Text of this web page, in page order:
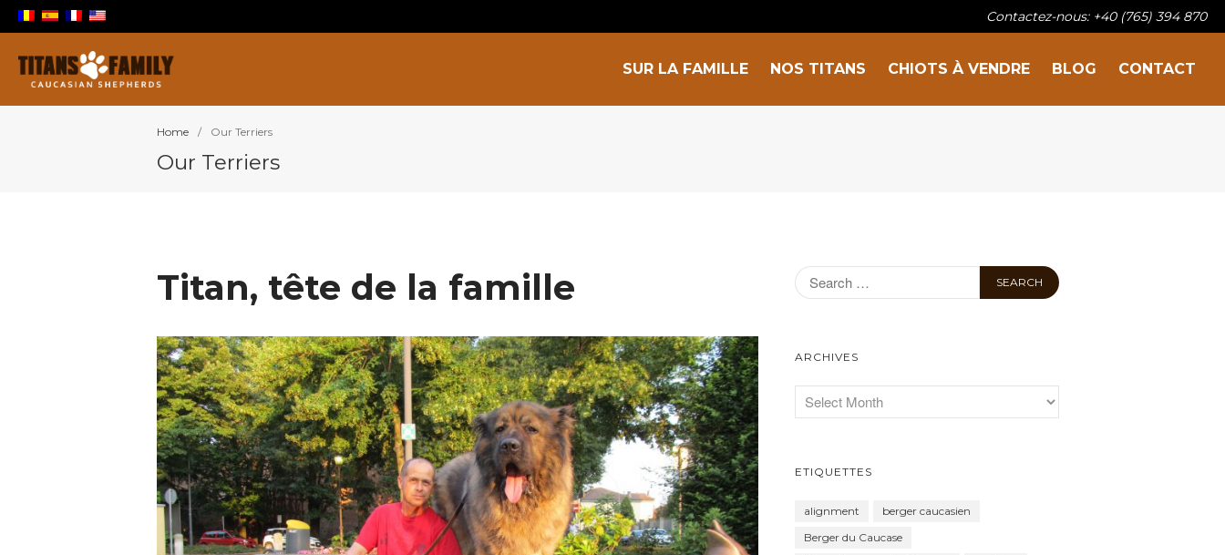
Contactez-nous: +40 (765) 394 870
SUR LA FAMILLE NOS TITANS CHIOTS À VENDRE BLOG CONTACT
Home / Our Terriers
Our Terriers
Titan, tête de la famille
ARCHIVES
ETIQUETTES
alignment
berger caucasien
Berger du Caucase